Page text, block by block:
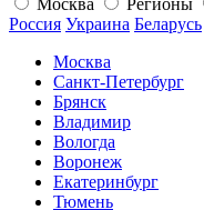
Москва
Регионы
Россия Украина Беларусь
Москва
Санкт-Петербург
Брянск
Владимир
Вологда
Воронеж
Екатеринбург
Тюмень